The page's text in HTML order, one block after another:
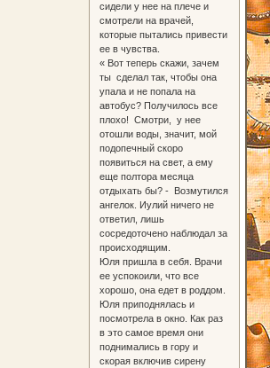
сидели у нее на плече и
смотрели на врачей,
которые пытались привести
ее в чувства.
« Вот теперь скажи, зачем
ты сделал так, чтобы она
упала и не попала на
автобус? Получилось все
плохо! Смотри, у нее
отошли воды, значит, мой
подопечный скоро
появиться на свет, а ему
еще полтора месяца
отдыхать бы? - Возмутился
ангелок. Иулий ничего не
ответил, лишь
сосредоточено наблюдал за
происходящим.
Юля пришла в себя. Врачи
ее успокоили, что все
хорошо, она едет в роддом.
Юля приподнялась и
посмотрела в окно. Как раз
в это самое время они
поднимались в гору и
скорая включив сирену